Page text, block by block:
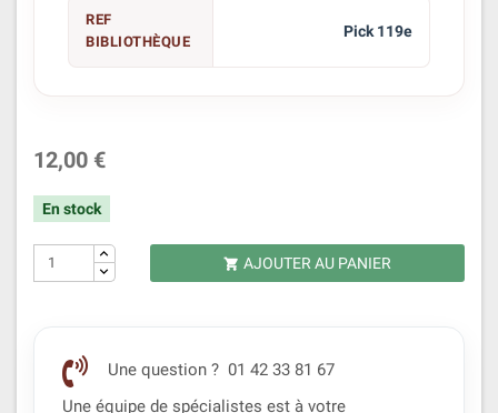
REF
BIBLIOTHÈQUE
Pick 119e
12,00 €
En stock
 AJOUTER AU PANIER
Une question ? 01 42 33 81 67
Une équipe de spécialistes est à votre